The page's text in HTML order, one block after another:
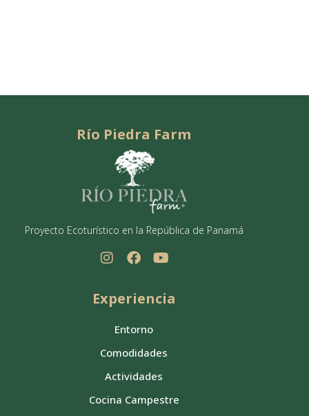
Río Piedra Farm
Proyecto Ecoturístico en la República de Panamá
Experiencia
Entorno
Comodidades
Actividades
Cocina Campestre